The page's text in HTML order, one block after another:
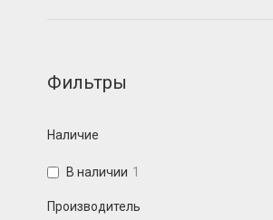
Фильтры
Наличие
В наличии 1
Производитель